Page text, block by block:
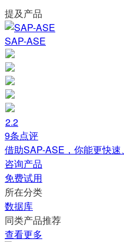
提及产品
SAP-ASE
2.2
9条点评
借助SAP-ASE，你能更快速
咨询产品
免费试用
所在分类
数据库
同类产品推荐
查看更多